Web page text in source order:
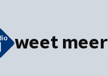
weet meer